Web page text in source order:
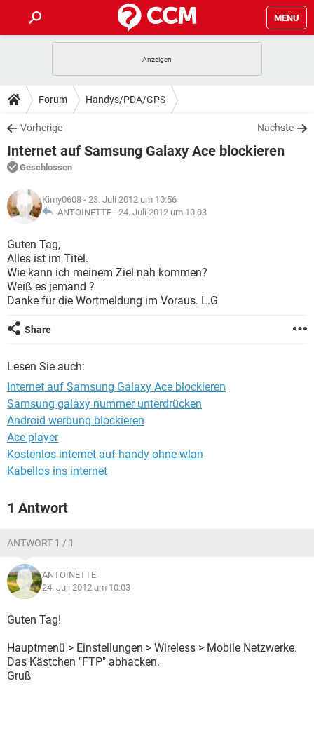
MENU
ANDROID IOS
WINDOWS 10
WHATSAPP TIKTOK
FACEBOOK
TIPPS & TRICKS
SPIELE STREAMING
WINDOWS 10
WHATSAPP
FACEBOOK HARDWARE
DOWNLOADS
SPIELE STREAMING
ANDROID
WINDOWS 10 INSTAGRAM
WHATSAPP
FACEBOOK
FORUM
SPIELE
ANDROID IOS
WHATSAPP
FACEBOOK
LEXIKON
SPIELE
ANDROID
WINDOWS 10 INSTAGRAM
WHATSAPP
Forum Handys/PDA/GPS
Vorherige Nächste
Internet auf Samsung Galaxy Ace blockieren
Geschlossen
Kimy0608 - 23. Juli 2012 um 10:56
ANTOINETTE - 24. Juli 2012 um 10:03
Guten Tag,
Alles ist im Titel.
Wie kann ich meinem Ziel nah kommen?
Weiß es jemand ?
Danke für die Wortmeldung im Voraus. L.G
Share
Lesen Sie auch:
Internet auf Samsung Galaxy Ace blockieren
Samsung galaxy nummer unterdrücken
Android werbung blockieren
Ace player
Kostenlos internet auf handy ohne wlan
Kabellos ins internet
1 Antwort
ANTWORT 1 / 1
ANTOINETTE
24. Juli 2012 um 10:03
Guten Tag!
Hauptmenü > Einstellungen > Wireless > Mobile Netzwerke.
Das Kästchen "FTP" abhacken.
Gruß